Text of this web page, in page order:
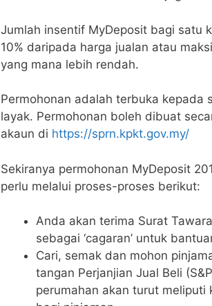
Jumlah insentif MyDeposit bagi satu
10% daripada harga jualan atau
yang mana lebih rendah.
Permohonan adalah terbuka kepada
layak. Permohonan boleh dibuat
akaun di https://sprn.kpkt.gov.my/
Sekiranya permohonan MyDeposit
perlu melalui proses-proses berikut:
Anda akan terima Surat
sebagai ‘cagaran’ untuk
Cari, semak dan mohon
tangan Perjanjian Jual Beli
perumahan akan turut meliputi